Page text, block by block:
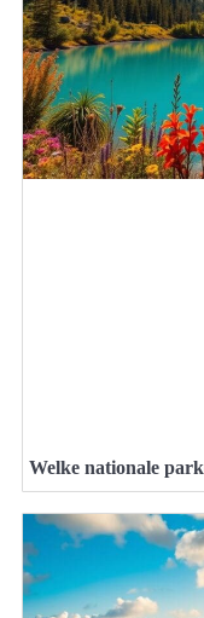
Welke nationale